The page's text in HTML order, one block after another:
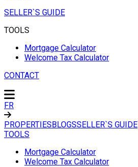
SELLER`S GUIDE
TOOLS
Mortgage Calculator
Welcome Tax Calculator
CONTACT
FR
PROPERTIESBLOGSSELLER`S GUIDE
TOOLS
Mortgage Calculator
Welcome Tax Calculator